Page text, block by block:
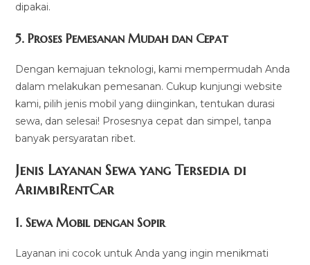
dipakai.
5.Proses Pemesanan Mudah dan Cepat
Dengan kemajuan teknologi, kami mempermudah Anda
dalam melakukan pemesanan. Cukup kunjungi website
kami, pilih jenis mobil yang diinginkan, tentukan durasi
sewa, dan selesai! Prosesnya cepat dan simpel, tanpa
banyak persyaratan ribet.
Jenis Layanan Sewa yang Tersedia di
ArimbiRentCar
1.Sewa Mobil dengan Sopir
Layanan ini cocok untuk Anda yang ingin menikmati